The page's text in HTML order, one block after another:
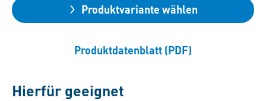
Produktvariante wählen
Produktdatenblatt (PDF)
Hierfür geeignet